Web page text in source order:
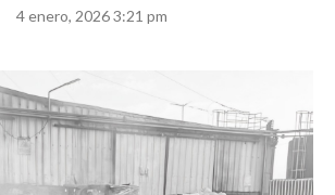
4 enero, 2026 3:21 pm